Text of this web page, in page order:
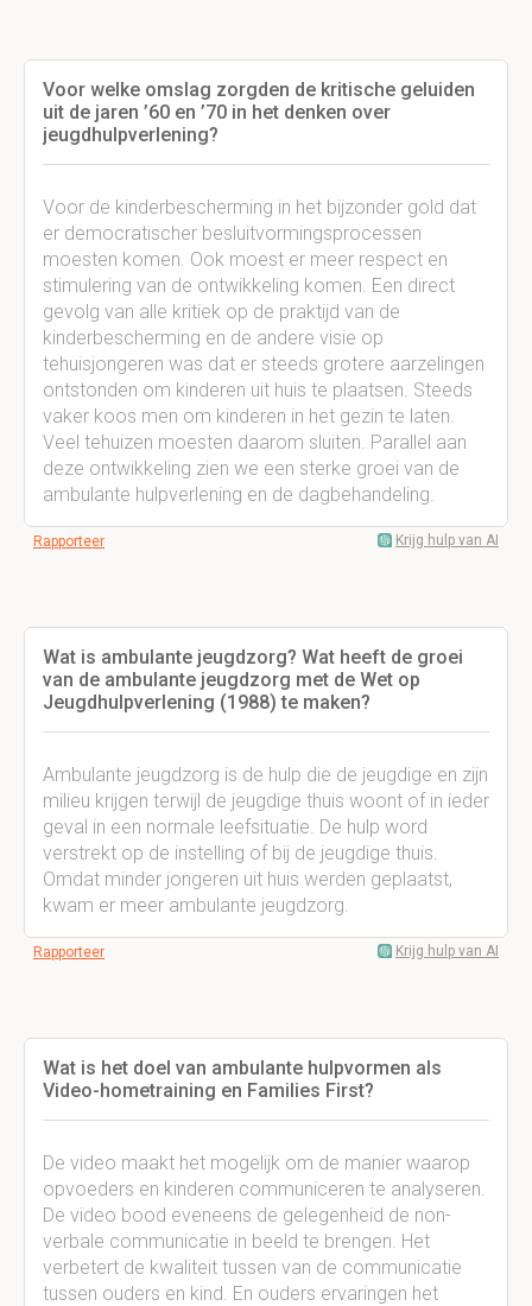
Voor welke omslag zorgden de kritische geluiden
uit de jaren ’60 en ’70 in het denken over
jeugdhulpverlening?
Voor de kinderbescherming in het bijzonder gold dat
er democratischer besluitvormingsprocessen
moesten komen. Ook moest er meer respect en
stimulering van de ontwikkeling komen. Een direct
gevolg van alle kritiek op de praktijd van de
kinderbescherming en de andere visie op
tehuisjongeren was dat er steeds grotere aarzelingen
ontstonden om kinderen uit huis te plaatsen. Steeds
vaker koos men om kinderen in het gezin te laten.
Veel tehuizen moesten daarom sluiten. Parallel aan
deze ontwikkeling zien we een sterke groei van de
ambulante hulpverlening en de dagbehandeling.
Rapporteer Krijg hulp van AI
Wat is ambulante jeugdzorg? Wat heeft de groei
van de ambulante jeugdzorg met de Wet op
Jeugdhulpverlening (1988) te maken?
Ambulante jeugdzorg is de hulp die de jeugdige en zijn
milieu krijgen terwijl de jeugdige thuis woont of in ieder
geval in een normale leefsituatie. De hulp word
verstrekt op de instelling of bij de jeugdige thuis.
Omdat minder jongeren uit huis werden geplaatst,
kwam er meer ambulante jeugdzorg.
Rapporteer Krijg hulp van AI
Wat is het doel van ambulante hulpvormen als
Video-hometraining en Families First?
De video maakt het mogelijk om de manier waarop
opvoeders en kinderen communiceren te analyseren.
De video bood eveneens de gelegenheid de non-
verbale communicatie in beeld te brengen. Het
verbetert de kwaliteit tussen van de communicatie
tussen ouders en kind. En ouders ervaringen het